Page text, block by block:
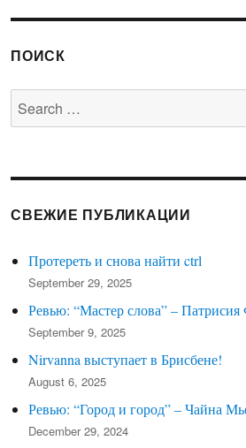
ПОИСК
Search
for:
СВЕЖИЕ ПУБЛИКАЦИИ
Протереть и снова найти ctrl
September 29, 2025
Ревью: “Мастер слова” –
September 9, 2025
Nirvanna выступает в Брисбене!
August 6, 2025
Ревью: “Город и город” – Чайна
December 29, 2024